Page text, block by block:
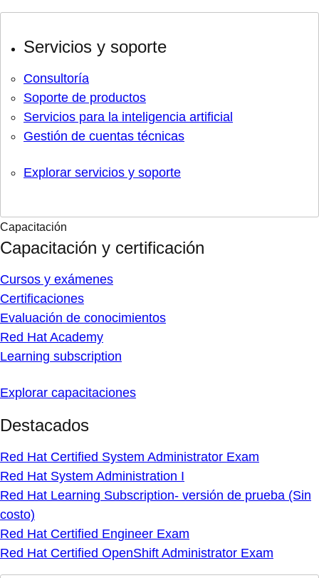
Servicios y soporte
Consultoría
Soporte de productos
Servicios para la inteligencia artificial
Gestión de cuentas técnicas
Explorar servicios y soporte
Capacitación
Capacitación y certificación
Cursos y exámenes
Certificaciones
Evaluación de conocimientos
Red Hat Academy
Learning subscription
Explorar capacitaciones
Destacados
Red Hat Certified System Administrator Exam
Red Hat System Administration I
Red Hat Learning Subscription- versión de prueba (Sin
costo)
Red Hat Certified Engineer Exam
Red Hat Certified OpenShift Administrator Exam